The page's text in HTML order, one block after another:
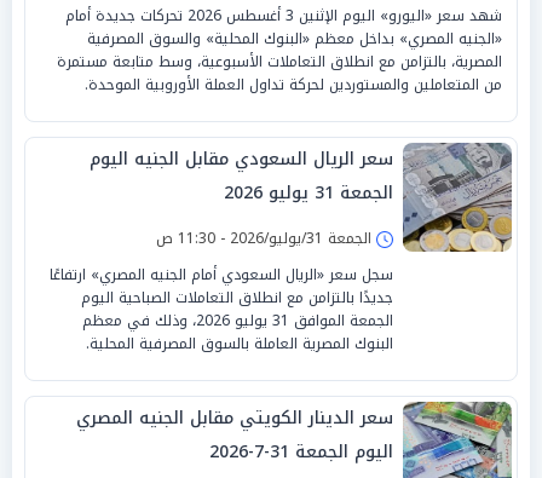
شهد سعر «اليورو» اليوم الإثنين 3 أغسطس 2026 تحركات جديدة أمام
«الجنيه المصري» بداخل معظم «البنوك المحلية» والسوق المصرفية
المصرية، بالتزامن مع انطلاق التعاملات الأسبوعية، وسط متابعة مستمرة
من المتعاملين والمستوردين لحركة تداول العملة الأوروبية الموحدة.
سعر الريال السعودي مقابل الجنيه اليوم
الجمعة 31 يوليو 2026
الجمعة 31/يوليو/2026 - 11:30 ص
سجل سعر «الريال السعودي أمام الجنيه المصري» ارتفاعًا
جديدًا بالتزامن مع انطلاق التعاملات الصباحية اليوم
الجمعة الموافق 31 يوليو 2026، وذلك في معظم
البنوك المصرية العاملة بالسوق المصرفية المحلية.
سعر الدينار الكويتي مقابل الجنيه المصري
اليوم الجمعة 31-7-2026